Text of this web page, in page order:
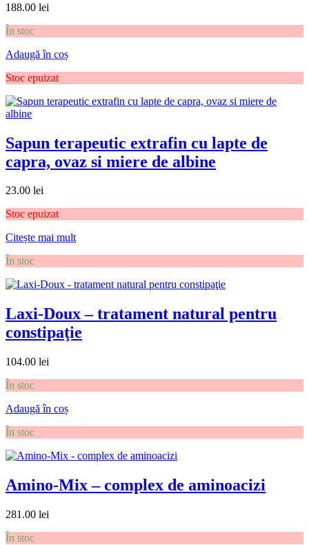
188.00 lei
În stoc
Adaugă în coș
Stoc epuizat
Sapun terapeutic extrafin cu lapte de
capra, ovaz si miere de albine
23.00 lei
Stoc epuizat
Citește mai mult
În stoc
Laxi-Doux – tratament natural pentru
constipaţie
104.00 lei
În stoc
Adaugă în coș
În stoc
Amino-Mix – complex de aminoacizi
281.00 lei
În stoc